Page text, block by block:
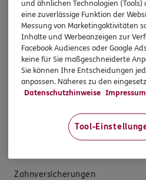
dazu an. Ich biete Beratung
Versicherungsvermittlung
ferner sonstige
Mehr Informationen
Zahnversicherungen
und ähnlichen Technologien
eine zuverlässige Funktion der
Messung von Marketingaktivitäten
Inhalte und Werbeanzeigen zur
Facebook Audiences oder Google
keine für Sie maßgeschneiderte
Sie können Ihre Entscheidungen
anpassen. Näheres zu den
Datenschutzhinweise Impressum
Tool-